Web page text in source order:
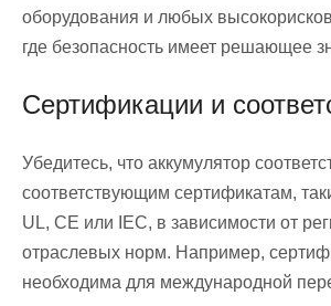
оборудования и любых
где безопасность имеет решающее
Сертификации и
Убедитесь, что аккумулятор
соответствующим сертификатам,
UL, CE или IEC, в зависимости от
отраслевых норм. Например,
необходима для международной